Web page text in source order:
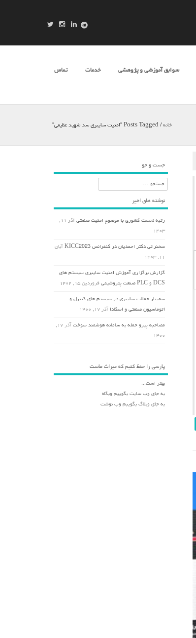
سوابق آموزشی و پژوهشی خدمات تماس
خانه/ Posts Tagged "امنیت سایبری سد شهید عظیمی"
جست و جو
جستجو
نوشته های اخیر
رتبه نخست کشوری با موضوع امنیت صنعتی
آذر ۱۱,
۱۴۰۳
سخنرانی دکتر احمدیان در کنفرانس KICC2023
آبان
۱۱, ۱۴۰۳
گزارش برگزاری آموزش امنیت سایبری سیستم های
DCS و PLC صنعت پتروشیمی
فروردین ۱۵, ۱۴۰۲
سمینار حملات سایبری در سیستم های کنترل و
اتوماسیون صنعتی و اسکادا آذر ۱۷, ۱۴۰۰
مصاحبه پیرو حمله به سامانه هوشمند سوخت
آذر ۱۷,
۱۴۰۰
پارسی را حفظ کنیم که میراث ماست
بهتر است...
به جای وب سایت بگوییم وبگاه
به جای وبلاگ بگویبم وب نوشت